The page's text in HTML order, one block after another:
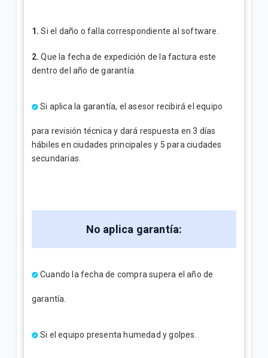
1.Si el daño o falla correspondiente al software.
2. Que la fecha de expedición de la factura este
dentro del año de garantía.
Si aplica la garantía, el asesor recibirá el equipo
para revisión técnica y dará respuesta en 3 días
hábiles en ciudades principales y 5 para ciudades
secundarias.
No aplica garantía:
Cuando la fecha de compra supera el año de
garantía.
Si el equipo presenta humedad y golpes.